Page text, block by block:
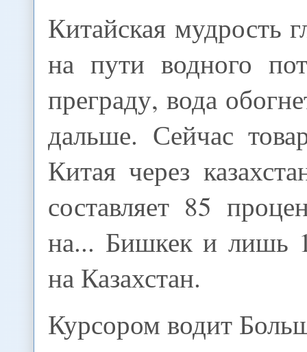
Китайская мудрость
на пути водного
преграду, вода
дальше. Сейчас
Китая через
составляет 85
на... Бишкек и лишь
на Казахстан.
Курсором водит